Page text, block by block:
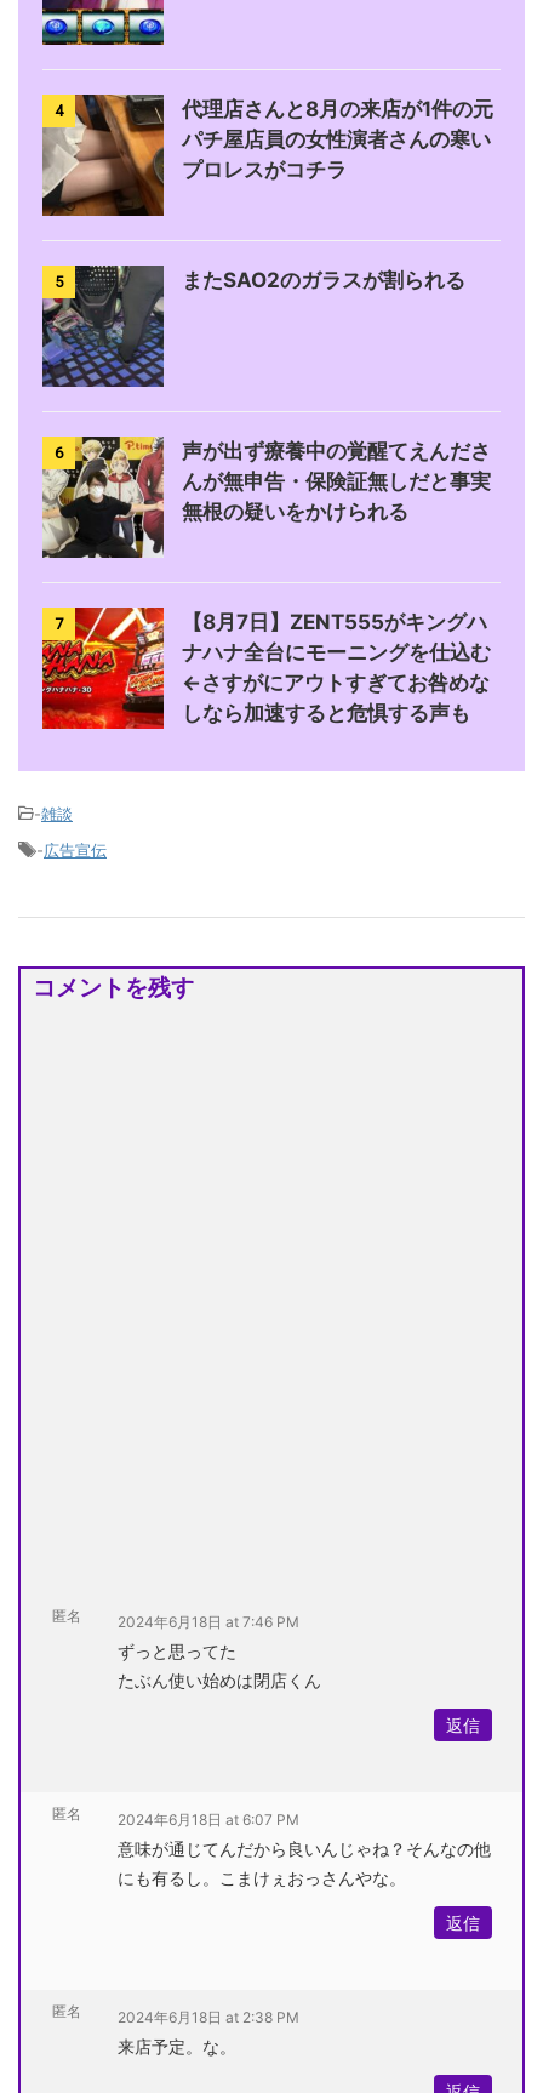
4
代理店さんと8月の来店が1件の元
パチ屋店員の女性演者さんの寒い
プロレスがコチラ
5 またSAO2のガラスが割られる
6
声が出ず療養中の覚醒てえんださ
んが無申告・保険証無しだと事実
無根の疑いをかけられる
7
【8月7日】ZENT555がキングハ
ナハナ全台にモーニングを仕込む
←さすがにアウトすぎてお咎めな
しなら加速すると危惧する声も
-雑談
-広告宣伝
コメントを残す
匿名 2024年6月18日 at 7:46 PM
ずっと思ってた
たぶん使い始めは閉店くん
返信
匿名 2024年6月18日 at 6:07 PM
意味が通じてんだから良いんじゃね？そんなの他
にも有るし。こまけぇおっさんやな。
返信
匿名 2024年6月18日 at 2:38 PM
来店予定。な。